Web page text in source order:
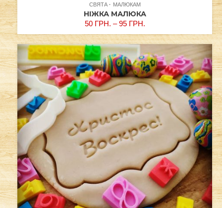
СВЯТА МАЛЮКАМ
НІЖКА МАЛЮКА
50 ГРН. –95 ГРН.